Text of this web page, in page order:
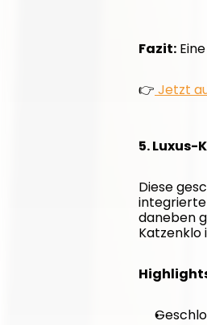
Fazit:
👉 Jetzt
5.
Diese
integrierte
daneben
Katzenklo